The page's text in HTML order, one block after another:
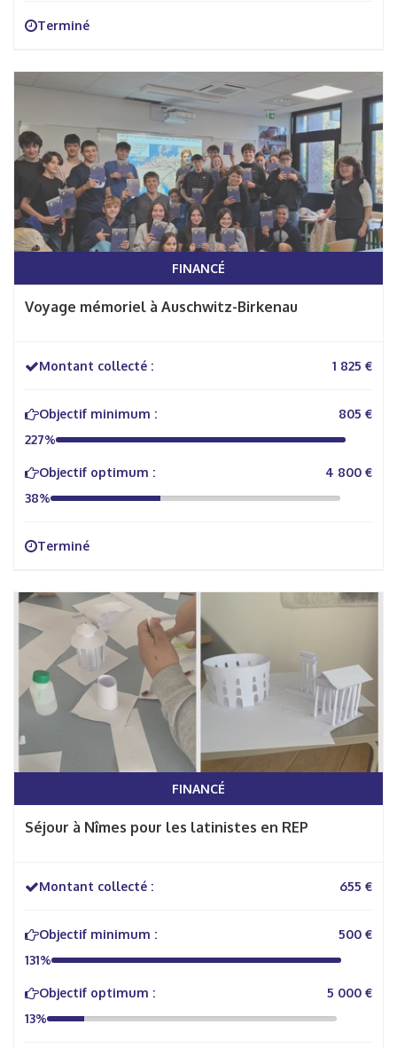
Terminé
FINANCÉ
Voyage mémoriel à Auschwitz-Birkenau
Montant collecté : 1 825 €
Objectif minimum :
805 €
227%
Objectif optimum :
4 800 €
38%
Terminé
FINANCÉ
Séjour à Nîmes pour les latinistes en REP
Montant collecté : 655 €
Objectif minimum :
500 €
131%
Objectif optimum :
5 000 €
13%